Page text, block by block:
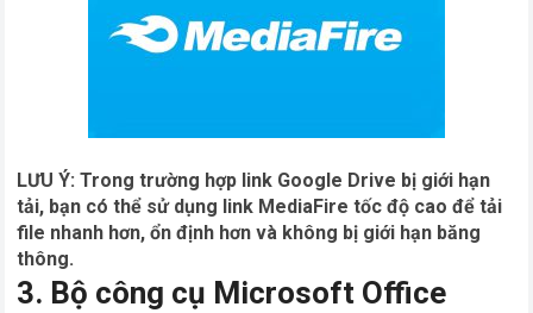
LƯU Ý: Trong trường hợp link Google Drive bị giới hạn
tải, bạn có thể sử dụng link MediaFire tốc độ cao để tải
file nhanh hơn, ổn định hơn và không bị giới hạn băng
thông.
3. Bộ công cụ Microsoft Office